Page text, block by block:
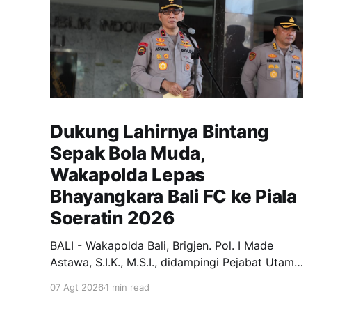
Dukung Lahirnya Bintang
Sepak Bola Muda,
Wakapolda Lepas
Bhayangkara Bali FC ke Piala
Soeratin 2026
BALI - Wakapolda Bali, Brigjen. Pol. I Made
Astawa, S.I.K., M.S.I., didampingi Pejabat Utama
Bhayangkara Bali FC yang akan berlaga pada
07 Agt 2026 1 min read